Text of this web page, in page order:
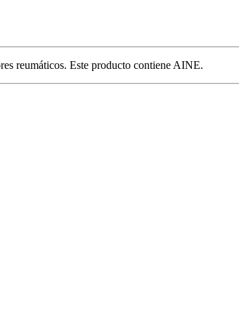
reumáticos. Este producto contiene AINE.